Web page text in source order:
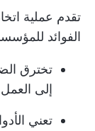
الفوائد
تخترق
إلى
تعني